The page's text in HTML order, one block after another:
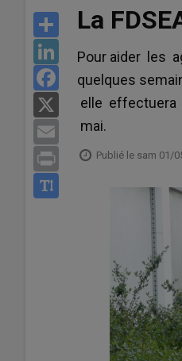
Share
LinkedIn
Facebook
Email
Print
La
Pour aider les
quelques
elle effectuera
mai.
Publié le sam 01/